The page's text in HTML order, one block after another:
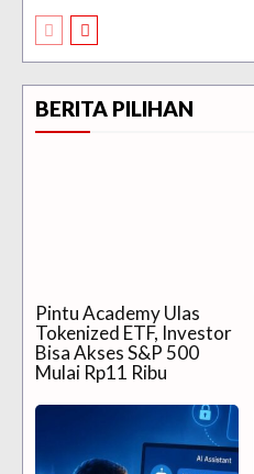
BERITA PILIHAN
Pintu Academy Ulas
Tokenized ETF, Investor
Bisa Akses S&P 500
Mulai Rp11 Ribu